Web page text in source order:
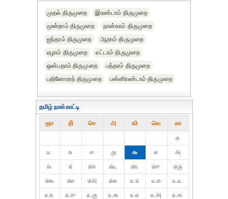
முதல் திருமுறை
இரண்டாம் திருமுறை
மூன்றாம் திருமுறை
நான்காம் திருமுறை
ஐந்தாம் திருமுறை
ஆறாம் திருமுறை
ஏழாம் திருமுறை
எட்டாம் திருமுறை
ஒன்பதாம் திருமுறை
பத்தாம் திருமுறை
பதினோராந் திருமுறை
பன்னிரண்டாம் திருமுறை
தமிழ் நாள்காட்டி
ஞா தி் செ அ வி வெ கா
௧
௨
௩ ௪ ௫ ௬ ௭
௮
௯
௰ ௰௧ ௰௨ ௰௩ ௰௪
௰௫
௰௬
௰௭ ௰௮ ௰௯ ௨௰ ௨௧
௨௨
௨௩
௨௪ ௨௫ ௨௬ ௨௭ ௨௮
௨௯